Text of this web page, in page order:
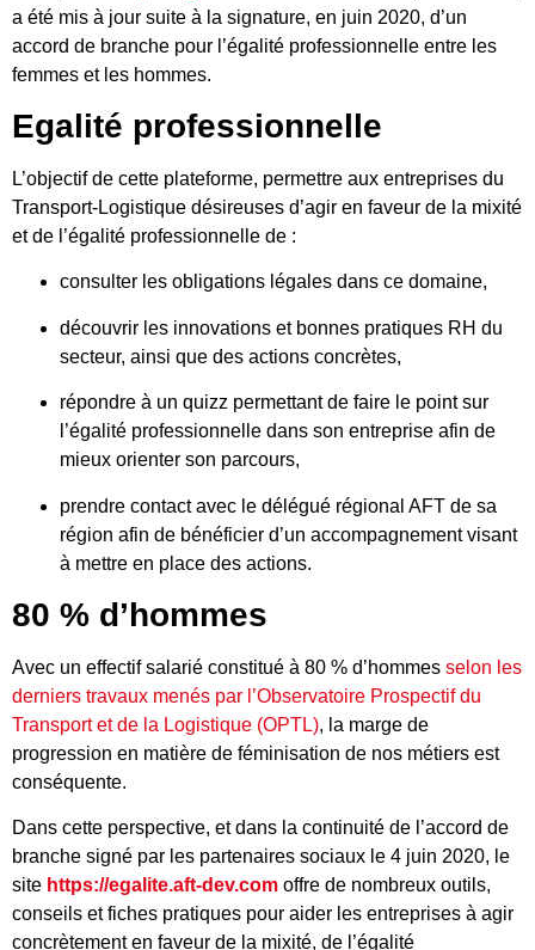
a été mis à jour suite à la signature, en juin 2020, d’un
accord de branche pour l’égalité professionnelle entre les
femmes et les hommes.
Egalité professionnelle
L’objectif de cette plateforme, permettre aux entreprises du
Transport-Logistique désireuses d’agir en faveur de la mixité
et de l’égalité professionnelle de :
consulter les obligations légales dans ce domaine,
découvrir les innovations et bonnes pratiques RH du
secteur, ainsi que des actions concrètes,
répondre à un quizz permettant de faire le point sur
l’égalité professionnelle dans son entreprise afin de
mieux orienter son parcours,
prendre contact avec le délégué régional AFT de sa
région afin de bénéficier d’un accompagnement visant
à mettre en place des actions.
80 % d’hommes
Avec un effectif salarié constitué à 80 % d’hommes selon les
derniers travaux menés par l’Observatoire Prospectif du
Transport et de la Logistique (OPTL), la marge de
progression en matière de féminisation de nos métiers est
conséquente.
Dans cette perspective, et dans la continuité de l’accord de
branche signé par les partenaires sociaux le 4 juin 2020, le
site https://egalite.aft-dev.com offre de nombreux outils,
conseils et fiches pratiques pour aider les entreprises à agir
concrètement en faveur de la mixité, de l’égalité